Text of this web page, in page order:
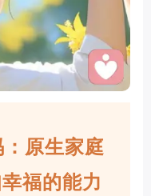
原生家庭
福的能力